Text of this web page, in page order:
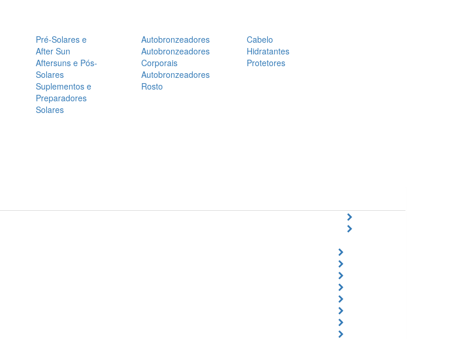
Pré-Solares e
After Sun
Aftersuns e Pós-
Solares
Suplementos e
Preparadores
Solares
Autobronzeadores
Autobronzeadores
Corporais
Autobronzeadores
Rosto
Cabelo
Hidratantes
Protetores